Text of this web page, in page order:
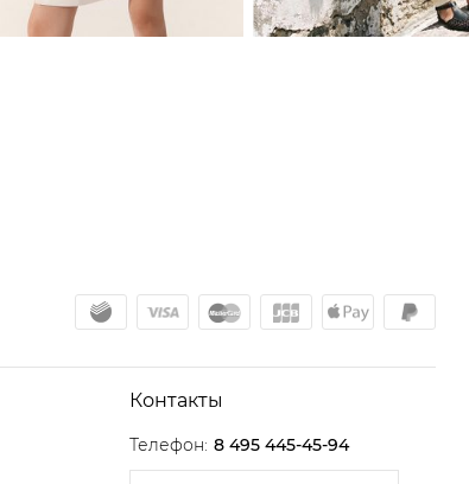
Контакты
Телефон: 8 495 445-45-94